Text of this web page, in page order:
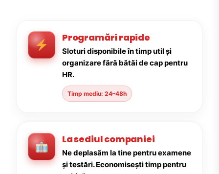
Programări rapide
Sloturi disponibile în timp util și
organizare fără bătăi de cap pentru
HR.
Timp mediu: 24–48h
La sediul companiei
Ne deplasăm la tine pentru examene
și testări. Economisești timp pentru